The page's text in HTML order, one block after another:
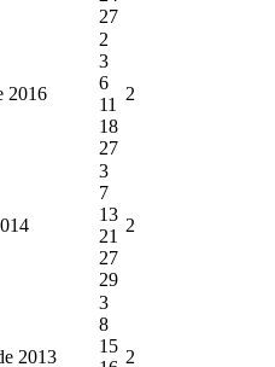
27
2016
2
3
6
11
18
27
2
3
7
13
21
27
29
2
2013
3
8
15
2